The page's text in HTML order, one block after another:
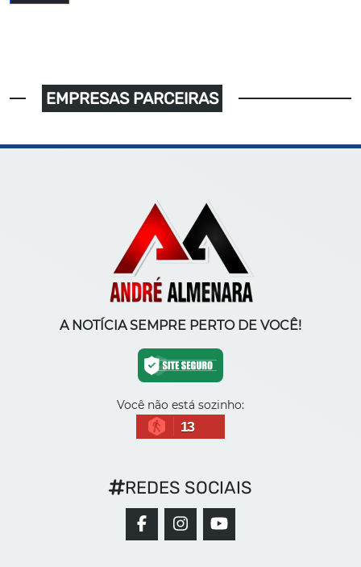
EMPRESAS PARCEIRAS
A NOTÍCIA SEMPRE PERTO DE VOCÊ!
Você não está sozinho:
13
REDES SOCIAIS